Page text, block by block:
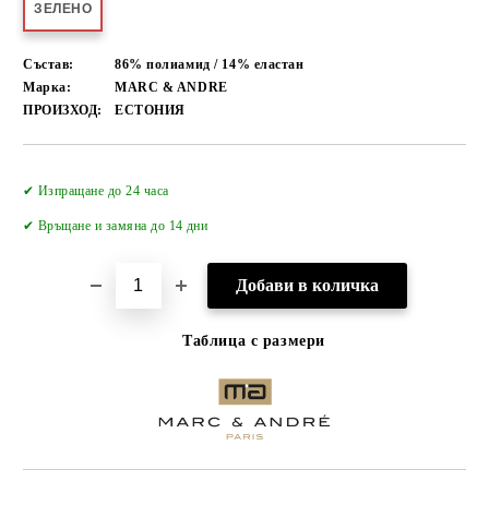
ЗЕЛЕНО
Състав:
86% полиамид / 14% еластан
Марка:
MARC & ANDRE
ПРОИЗХОД:
ЕСТОНИЯ
✔ Изпращане до 24 часа
✔ Връщане и замяна до 14 дни
Таблица с размери